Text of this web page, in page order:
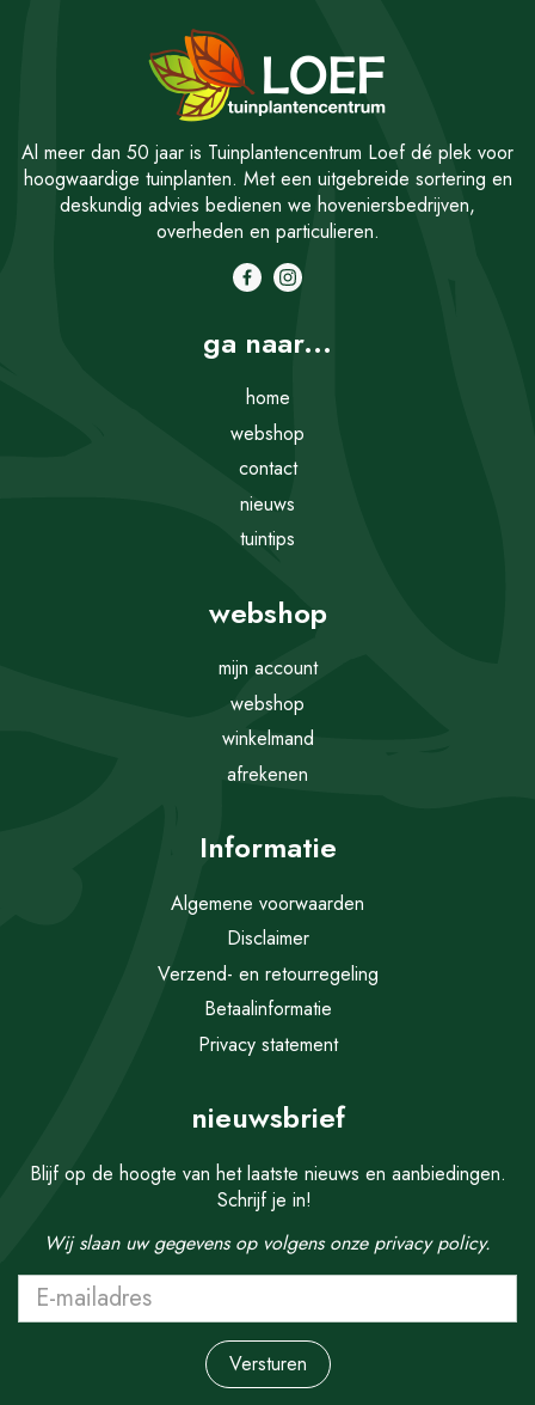
Al meer dan 50 jaar is Tuinplantencentrum Loef dé plek voor
hoogwaardige tuinplanten. Met een uitgebreide sortering en
deskundig advies bedienen we hoveniersbedrijven,
overheden en particulieren.
ga naar...
home
webshop
contact
nieuws
tuintips
webshop
mijn account
webshop
winkelmand
afrekenen
Informatie
Algemene voorwaarden
Disclaimer
Verzend- en retourregeling
Betaalinformatie
Privacy statement
nieuwsbrief
Blijf op de hoogte van het laatste nieuws en aanbiedingen.
Schrijf je in!
Wij slaan uw gegevens op volgens onze privacy policy.